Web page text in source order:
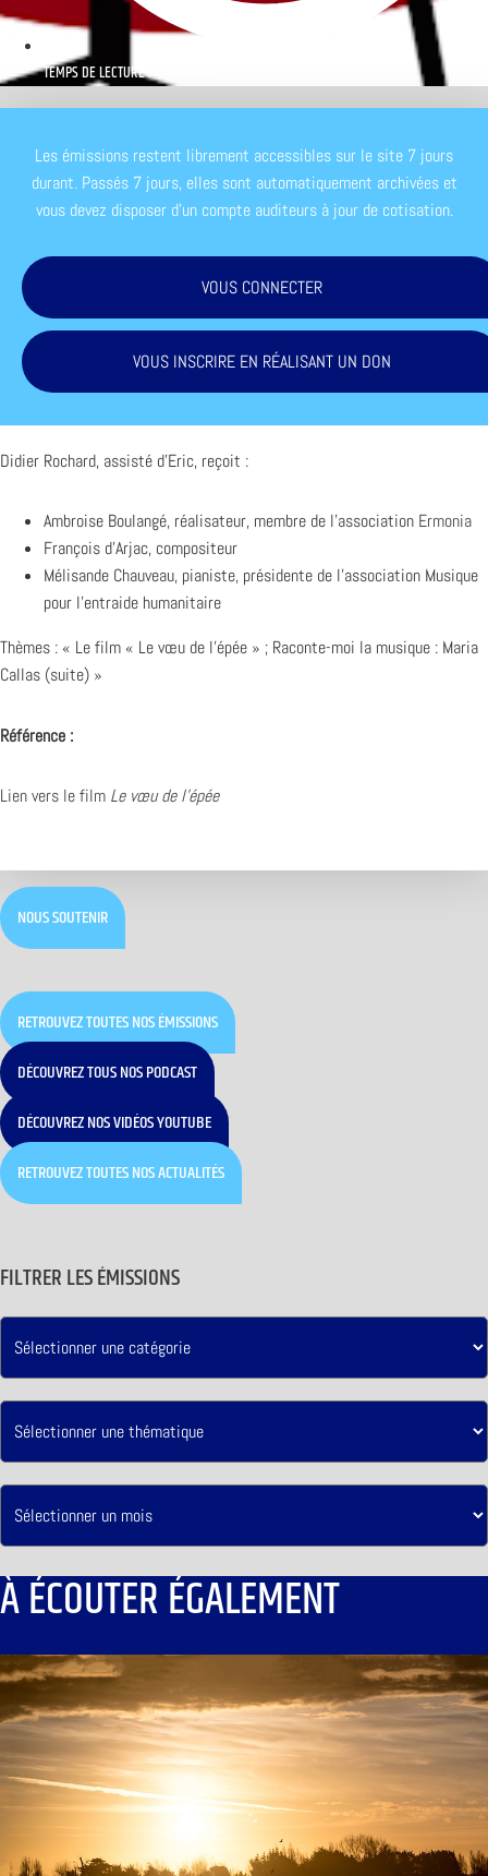
TEMPS DE LECTURE : < 1 MINUTE
Les émissions restent librement accessibles sur le site 7 jours
durant. Passés 7 jours, elles sont automatiquement archivées et
vous devez disposer d'un compte auditeurs à jour de cotisation.
VOUS CONNECTER
VOUS INSCRIRE EN RÉALISANT UN DON
Didier Rochard, assisté d’Eric, reçoit :
Ambroise Boulangé, réalisateur, membre de l’association Ermonia
François d’Arjac, compositeur
Mélisande Chauveau, pianiste, présidente de l’association Musique
pour l’entraide humanitaire
Thèmes : « Le film « Le vœu de l’épée » ; Raconte-moi la musique : Maria
Callas (suite) »
Référence :
Lien vers le film Le vœu de l’épée
NOUS SOUTENIR
RETROUVEZ TOUTES NOS ÉMISSIONS
DÉCOUVREZ TOUS NOS PODCAST
DÉCOUVREZ NOS VIDÉOS YOUTUBE
RETROUVEZ TOUTES NOS ACTUALITÉS
FILTRER LES ÉMISSIONS
À ÉCOUTER ÉGALEMENT